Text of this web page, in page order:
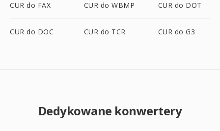
CUR do FAX CUR do WBMP CUR do DOT
CUR do DOC CUR do TCR CUR do G3
Dedykowane konwertery